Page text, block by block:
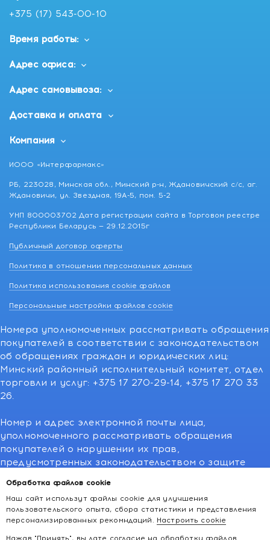
Обработка файлов cookie
Наш сайт использут файлы cookie для улучшения
пользовательского опыта, сбора статистики и представления
персонализированных рекомндаций. Настроить cookie
Нажав "Принять", вы дате согласие на обработку файлов
+375 (17) 543-00-10
Время работы:
Адрес офиса:
Адрес самовывоза:
Доставка и оплата
Компания
ИООО «Интерфармакс»
РБ, 223028, Минская обл., Минский р-н, Ждановичский с/с, аг.
Ждановичи, ул. Звездная, 19А-5, пом. 5-2
УНП 800003702 Дата регистрации сайта в Торговом реестре
Республики Беларусь — 29.12.2015г
Публичный договор оферты
Политика в отношении персональных данных
Политика использования cookie файлов
Персональные настройки файлов cookie
Номера уполномоченных рассматривать обращения
покупателей в соответствии с законодательством
об обращениях граждан и юридических лиц:
Минский районный исполнительный комитет, отдел
торговли и услуг: +375 17 270-29-14, +375 17 270 33
26.
Номер и адрес электронной почты лица,
уполномоченного рассматривать обращения
покупателей о нарушении их прав,
предусмотренных законодательством о защите
операторов), info@kakvapteke.by